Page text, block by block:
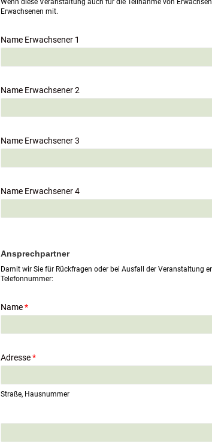
Wenn diese Veranstaltung auch für die Teilnahme von
Erwachsenen mit.
Name Erwachsener 1
Name Erwachsener 2
Name Erwachsener 3
Name Erwachsener 4
Ansprechpartner
Damit wir Sie für Rückfragen oder bei Ausfall der Veranstaltung
Telefonnummer:
Name*
Adresse*
Straße, Hausnummer